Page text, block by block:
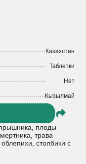
Казахстан
Таблетки
Нет
Кызылмай
плоды
трава
столбики с